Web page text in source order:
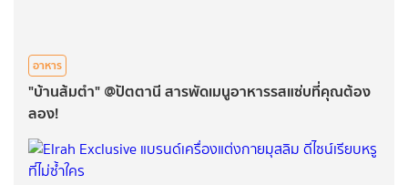
อาหาร
"บ้านส้มตำ" @ปัตตานี สารพัดเมนูอาหารรสแซ่บที่คุณต้อง
ลอง!